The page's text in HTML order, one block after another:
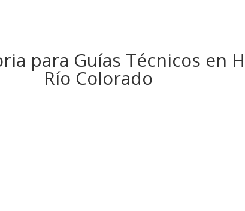
para Guías Técnicos en
Río Colorado